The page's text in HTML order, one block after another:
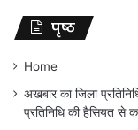
पृष्ठ
Home
अखबार का जिला
प्रतिनिधि की हैसियत से